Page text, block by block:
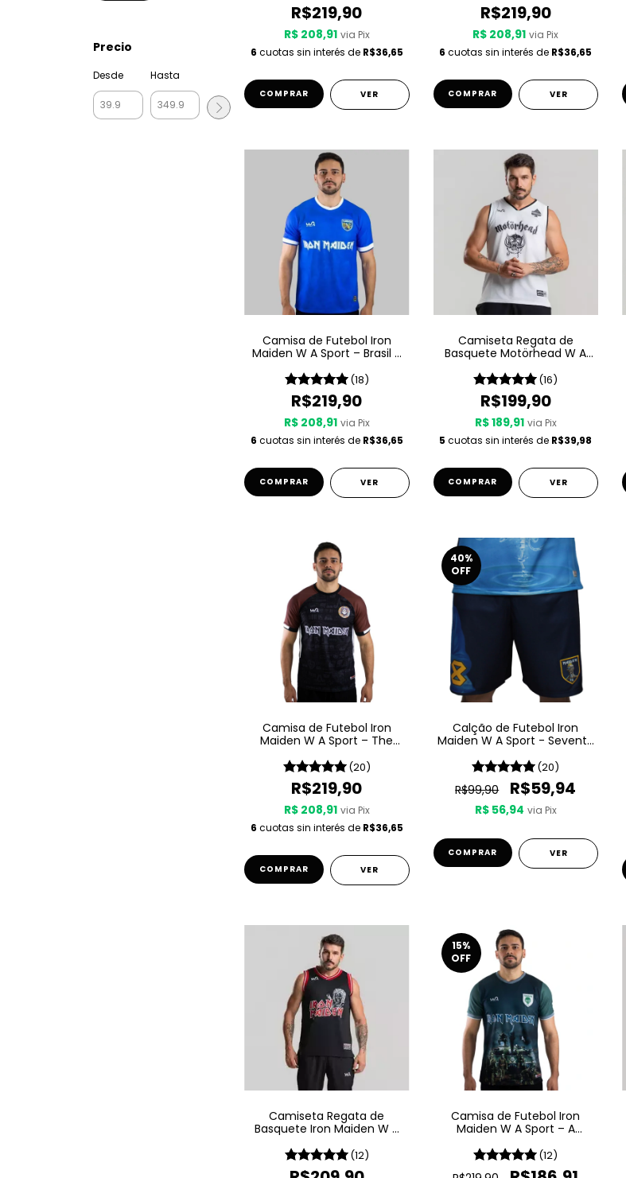
Precio
Desde Hasta
R$219,90
R$ 208,91 via Pix
6 cuotas sin interés de R$36,65
COMPRAR VER
R$219,90
R$ 208,91 via Pix
6 cuotas sin interés de R$36,65
COMPRAR VER
Camisa de Futebol Iron
Maiden W A Sport – Brasil -
(18)
R$219,90
R$ 208,91 via Pix
6 cuotas sin interés de R$36,65
COMPRAR VER
Camiseta Regata de
Basquete Motörhead W A
(16)
R$199,90
R$ 189,91 via Pix
5 cuotas sin interés de R$39,98
COMPRAR VER
Camisa de Futebol Iron
Maiden W A Sport – The
(20)
R$219,90
R$ 208,91 via Pix
6 cuotas sin interés de R$36,65
COMPRAR VER
40%
OFF
Calção de Futebol Iron
Maiden W A Sport - Seventh
(20)
R$99,90 R$59,94
R$ 56,94 via Pix
COMPRAR VER
Camiseta Regata de
Basquete Iron Maiden W A
(12)
15%
OFF
Camisa de Futebol Iron
Maiden W A Sport – A
(12)